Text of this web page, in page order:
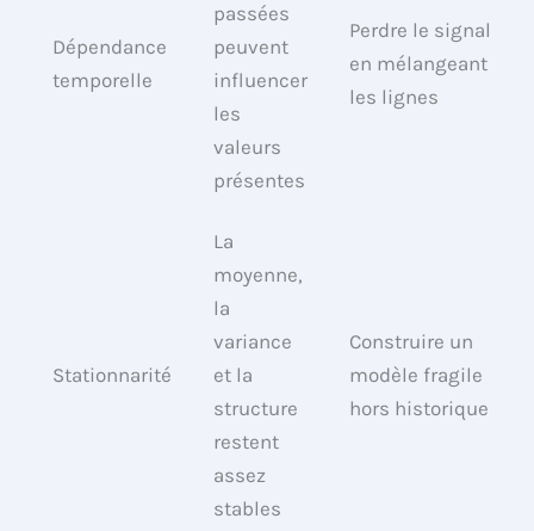
Dépendance
temporelle
passées
peuvent
influencer
les
valeurs
présentes
Perdre le signal
en mélangeant
les lignes
Stationnarité
La
moyenne,
la
variance
et la
structure
restent
assez
stables
Construire un
modèle fragile
hors historique